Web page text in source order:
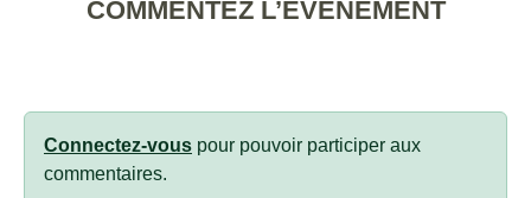
COMMENTEZ L’ÉVÈNEMENT
Connectez-vous pour pouvoir participer aux
commentaires.